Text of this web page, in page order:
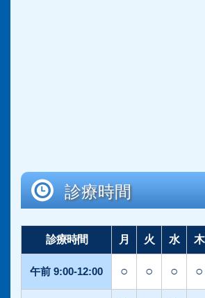
診療時間
診療時間 月 火 水 木
午前 9:00-12:00 ○ ○ ○ ○